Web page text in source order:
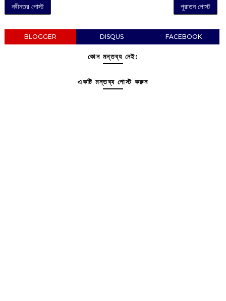
নবীনতর পোস্ট পুরাতন পোস্ট
BLOGGER DISQUS FACEBOOK
কোন মন্তব্য নেই:
একটি মন্তব্য পোস্ট করুন